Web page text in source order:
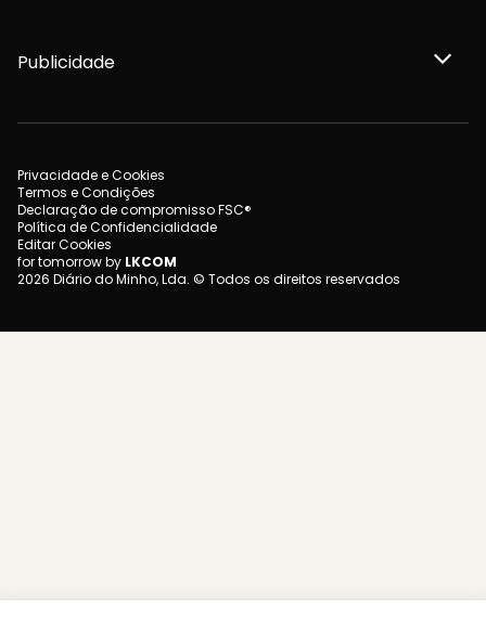
Publicidade
Privacidade e Cookies
Termos e Condições
Declaração de compromisso FSC®
Política de Confidencialidade
Editar Cookies
for tomorrow by LKCOM
2026 Diário do Minho, Lda. © Todos os direitos reservados